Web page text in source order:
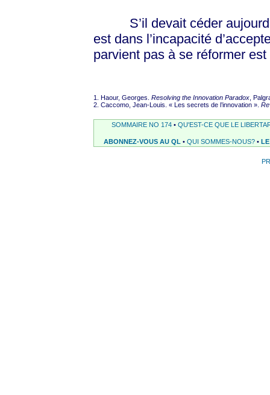
S’il devait céder
est dans l’incapacité
parvient pas à se réformer
1. Haour, Georges. Resolving the Innovation Paradox ,
2. Caccomo, Jean-Louis. « Les secrets de l’innovation ».
SOMMAIRE NO 174 • QU'EST-CE QUE LE
ABONNEZ-VOUS AU QL • QUI SOMMES-NOUS?•